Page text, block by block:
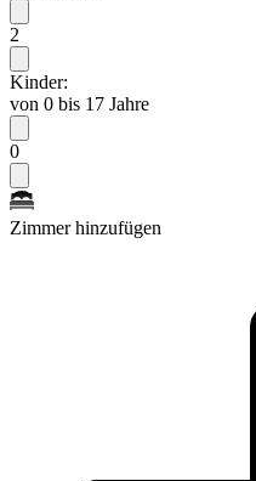
2
Kinder:
von 0 bis 17 Jahre
0
Zimmer hinzufügen